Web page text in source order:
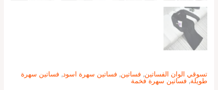
تسوقي الوان الفساتين, فساتين, فساتين سهرة اسود, فساتين سهرة
طويلة, فساتين سهرة فخمة